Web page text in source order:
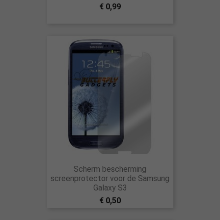
€ 0,99
Scherm bescherming
screenprotector voor de Samsung
Galaxy S3
€ 0,50